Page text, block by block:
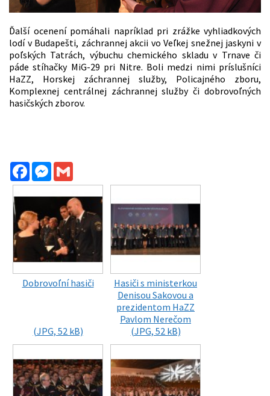
Ďalší ocenení pomáhali napríklad pri zrážke vyhliadkových
lodí v Budapešti, záchrannej akcii vo Veľkej snežnej jaskyni v
poľských Tatrách, výbuchu chemického skladu v Trnave či
páde stíhačky MiG-29 pri Nitre. Boli medzi nimi príslušníci
HaZZ, Horskej záchrannej služby, Policajného zboru,
Komplexnej centrálnej záchrannej služby či dobrovoľných
hasičských zborov.
FacebookMessenger
Dobrovoľní hasiči
(JPG, 52 kB)
Hasiči s ministerkou
Denisou Sakovou a
prezidentom HaZZ
Pavlom Nerečom
(JPG, 52 kB)